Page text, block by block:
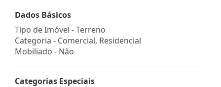
Dados Básicos
Tipo de Imóvel - Terreno
Categoria - Comercial, Residencial
Mobiliado - Não
Categorias Especiais